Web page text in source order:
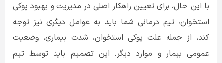
با این حال، برای تعیین راهکار اصلی در مدیریت و بهبود پوکی
استخوان، تیم درمانی شما باید به عوامل دیگری نیز توجه
کند، از جمله علت پوکی استخوان، شدت بیماری، وضعیت
عمومی بیمار و موارد دیگر. این تصمیم باید توسط تیم